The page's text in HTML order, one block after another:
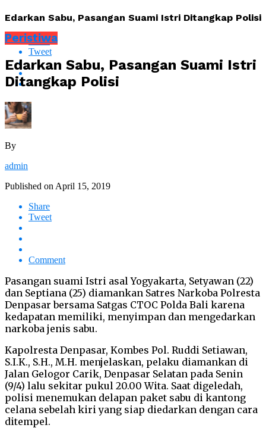
Edarkan Sabu, Pasangan Suami Istri Ditangkap Polisi
Share
Tweet
Peristiwa
Edarkan Sabu, Pasangan Suami Istri
Ditangkap Polisi
By
admin
Published on April 15, 2019
Share
Tweet
Comment
Pasangan suami Istri asal Yogyakarta, Setyawan (22)
dan Septiana (25) diamankan Satres Narkoba Polresta
Denpasar bersama Satgas CTOC Polda Bali karena
kedapatan memiliki, menyimpan dan mengedarkan
narkoba jenis sabu.
Kapolresta Denpasar, Kombes Pol. Ruddi Setiawan,
S.I.K., S.H., M.H. menjelaskan, pelaku diamankan di
Jalan Gelogor Carik, Denpasar Selatan pada Senin
(9/4) lalu sekitar pukul 20.00 Wita. Saat digeledah,
polisi menemukan delapan paket sabu di kantong
celana sebelah kiri yang siap diedarkan dengan cara
ditempel.